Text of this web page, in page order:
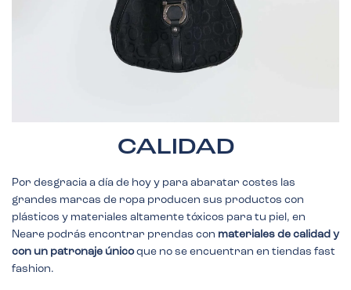
CALIDAD
Por desgracia a día de hoy y para abaratar costes las
grandes marcas de ropa producen sus productos con
plásticos y materiales altamente tóxicos para tu piel, en
Neare podrás encontrar prendas con materiales de calidad y
con un patronaje únicoque no se encuentran en tiendas fast
fashion.